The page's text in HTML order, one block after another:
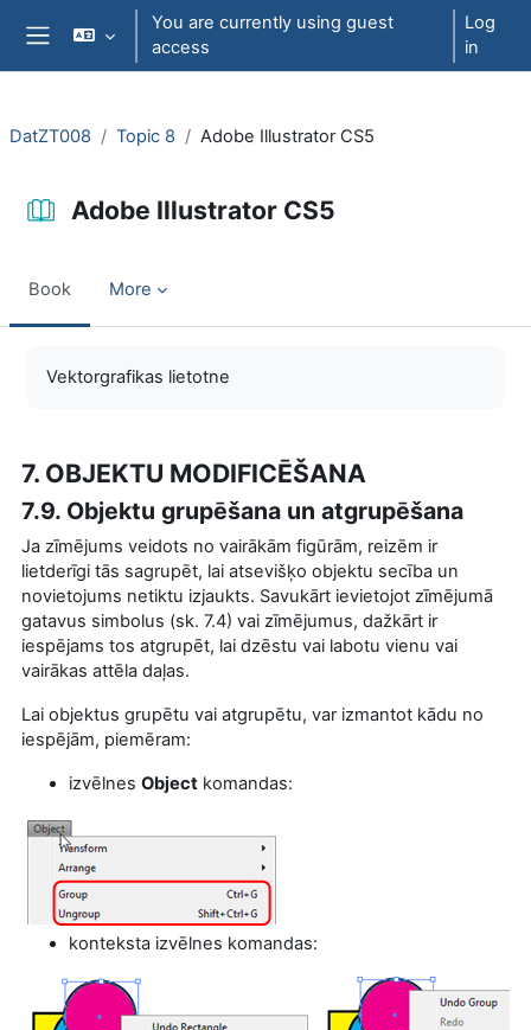
Skip to main content
You are currently using guest
access
Log
in
DatZT008 Topic 8 Adobe Illustrator CS5
Adobe Illustrator CS5
Book More
Vektorgrafikas lietotne
7. OBJEKTU MODIFICĒŠANA
7.9. Objektu grupēšana un atgrupēšana
Ja zīmējums veidots no vairākām figūrām, reizēm ir
lietderīgi tās sagrupēt, lai atsevišķo objektu secība un
novietojums netiktu izjaukts. Savukārt ievietojot zīmējumā
gatavus simbolus (sk. 7.4) vai zīmējumus, dažkārt ir
iespējams tos atgrupēt, lai dzēstu vai labotu vienu vai
vairākas attēla daļas.
Lai objektus grupētu vai atgrupētu, var izmantot kādu no
iespējām, piemēram:
izvēlnes Object komandas:
konteksta izvēlnes komandas: